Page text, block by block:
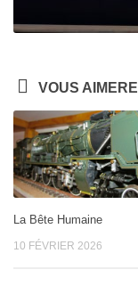
VOUS
La Bête Humaine
10 FÉVRIER 2026